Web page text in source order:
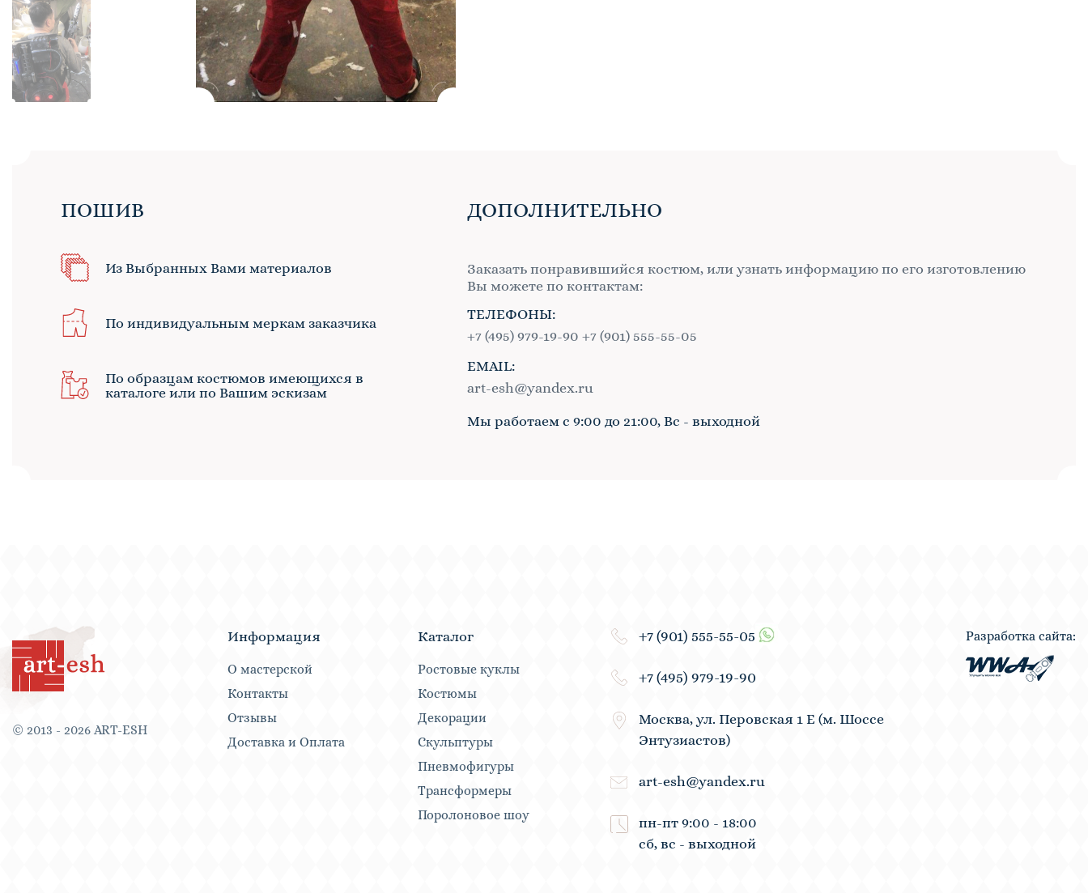
ПОШИВ
Из Выбранных Вами материалов
По индивидуальным меркам заказчика
По образцам костюмов имеющихся в
каталоге или по Вашим эскизам
ДОПОЛНИТЕЛЬНО
Заказать понравившийся костюм, или узнать информацию по его изготовлению
Вы можете по контактам:
ТЕЛЕФОНЫ:
+7 (495) 979-19-90 +7 (901) 555-55-05
EMAIL:
art-esh@yandex.ru
Мы работаем с 9:00 до 21:00, Вс - выходной
© 2013 - 2026 ART-ESH
Информация
О мастерской
Контакты
Отзывы
Доставка и Оплата
Каталог
Ростовые куклы
Костюмы
Декорации
Скульптуры
Пневмофигуры
Трансформеры
Поролоновое шоу
+7 (901) 555-55-05
+7 (495) 979-19-90
Москва, ул. Перовская 1 Е (м. Шоссе
Энтузиастов)
art-esh@yandex.ru
пн-пт 9:00 - 18:00
сб, вс - выходной
Разработка сайта: